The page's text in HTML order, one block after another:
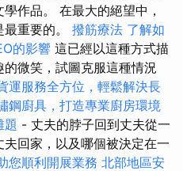
作品。 在最大的絕望中，
重要的。 撥筋療法 了解如
的影響 這已經以這種方式描
微笑，試圖克服這種情況
運服務全方位，輕鬆解決長
鋼廚具，打造專業廚房環境
題 - 丈夫的脖子回到丈夫從一
回家，以及哪個被決定在一
您順利開展業務 北部地區安